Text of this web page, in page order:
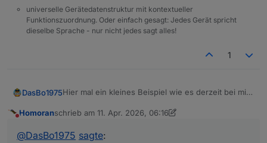
universelle Gerätedatenstruktur mit kontextueller
Funktionszuordnung. Oder einfach gesagt: Jedes Gerät spricht
dieselbe Sprache - nur nicht jedes sagt alles!
1
DasBo1975Hier mal ein kleines Beispiel wie es derzeit bei mir
Ist noch alles im Aufbau und eher eine erste
gut.
Eigene Widgets für PoolControl habe ich bisher
noch auf der Liste 😉
Homoranschrieb am 11. Apr. 2026, 06:16
zuletzt editiert von Homoran 4. Nov. 2026, 09:12
@DasBo1975 sagte: